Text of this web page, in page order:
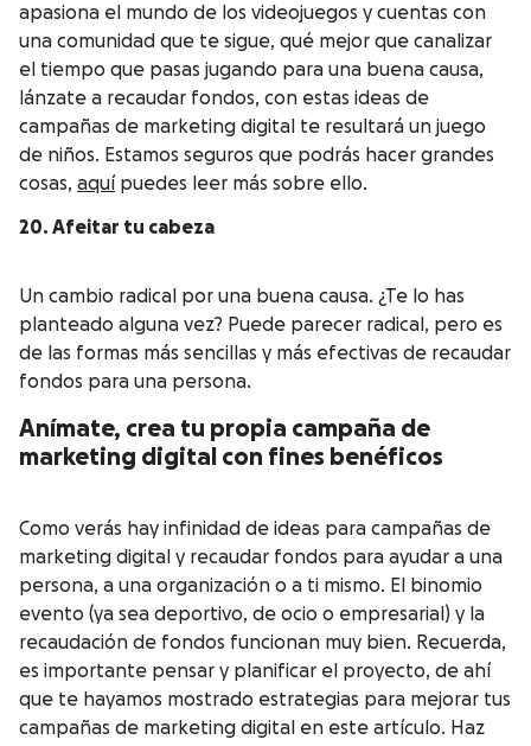
apasiona el mundo de los videojuegos y cuentas con
una comunidad que te sigue, qué mejor que canalizar
el tiempo que pasas jugando para una buena causa,
lánzate a recaudar fondos, con estas ideas de
campañas de marketing digital te resultará un juego
de niños. Estamos seguros que podrás hacer grandes
cosas, aquí puedes leer más sobre ello.
20. Afeitar tu cabeza
Un cambio radical por una buena causa. ¿Te lo has
planteado alguna vez? Puede parecer radical, pero es
de las formas más sencillas y más efectivas de recaudar
fondos para una persona.
Anímate, crea tu propia campaña de
marketing digital con fines benéficos
Como verás hay infinidad de ideas para campañas de
marketing digital y recaudar fondos para ayudar a una
persona, a una organización o a ti mismo. El binomio
evento (ya sea deportivo, de ocio o empresarial) y la
recaudación de fondos funcionan muy bien. Recuerda,
es importante pensar y planificar el proyecto, de ahí
que te hayamos mostrado estrategias para mejorar tus
campañas de marketing digital en este artículo. Haz